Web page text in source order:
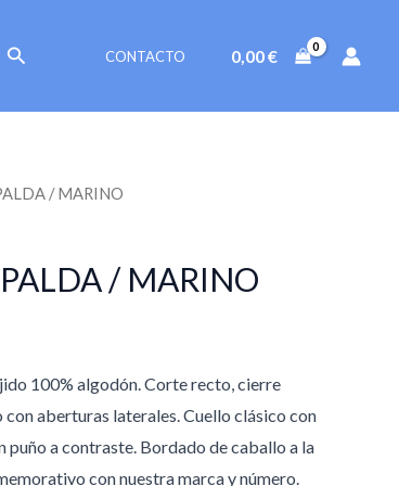
Buscar CONTACTO 0,00€
/ MARINO
/ MARINO
100% algodón. Corte recto, cierre
aberturas laterales. Cuello clásico con
puño a contraste. Bordado de caballo a la
con nuestra marca y número.